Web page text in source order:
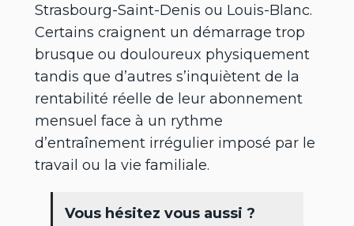
Strasbourg-Saint-Denis ou Louis-Blanc.
Certains craignent un démarrage trop
brusque ou douloureux physiquement
tandis que d’autres s’inquiètent de la
rentabilité réelle de leur abonnement
mensuel face à un rythme
d’entraînement irrégulier imposé par le
travail ou la vie familiale.
Vous hésitez vous aussi ?